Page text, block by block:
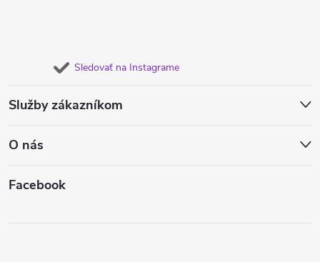
Sledovať na Instagrame
Služby zákazníkom
O nás
Facebook